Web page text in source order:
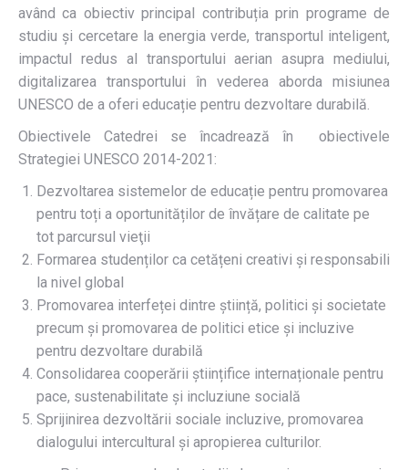
având ca obiectiv principal contribuția prin programe de
studiu și cercetare la energia verde, transportul inteligent,
impactul redus al transportului aerian asupra mediului,
digitalizarea transportului în vederea aborda misiunea
UNESCO de a oferi educație pentru dezvoltare durabilă.
Obiectivele Catedrei se încadrează în obiectivele
Strategiei UNESCO 2014-2021:
Dezvoltarea sistemelor de educație pentru promovarea
pentru toți a oportunităților de învățare de calitate pe
tot parcursul vieţii
Formarea studenților ca cetățeni creativi și responsabili
la nivel global
Promovarea interfeței dintre știință, politici și societate
precum și promovarea de politici etice și incluzive
pentru dezvoltare durabilă
Consolidarea cooperării științifice internaționale pentru
pace, sustenabilitate și incluziune socială
Sprijinirea dezvoltării sociale incluzive, promovarea
dialogului intercultural și apropierea culturilor.